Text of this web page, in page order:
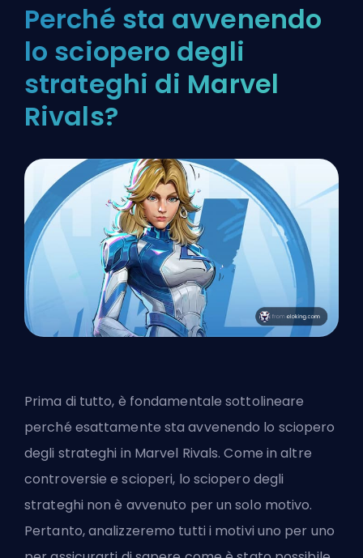
Perché sta avvenendo
lo sciopero degli
strateghi di Marvel
Rivals?
Prima di tutto, è fondamentale sottolineare
perché esattamente sta avvenendo lo sciopero
degli strateghi in Marvel Rivals. Come in altre
controversie e scioperi, lo sciopero degli
strateghi non è avvenuto per un solo motivo.
Pertanto, analizzeremo tutti i motivi uno per uno